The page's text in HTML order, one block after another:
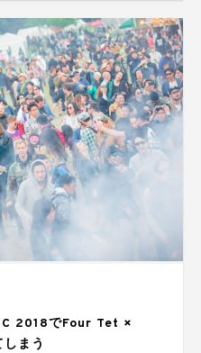
2018でFour Tet ×
まう